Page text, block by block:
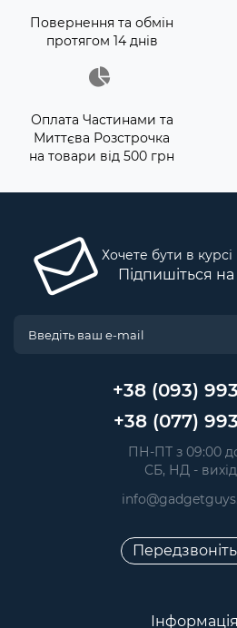
Повернення та обмін
протягом 14 днів
Оплата Частинами та
Миттєва Розстрочка
на товари від 500 грн
Хочете бути в курсі
Підпишіться
+38 (093)
+38 (077)
ПН-ПТ з 09:00
СБ, НД -
Інформація